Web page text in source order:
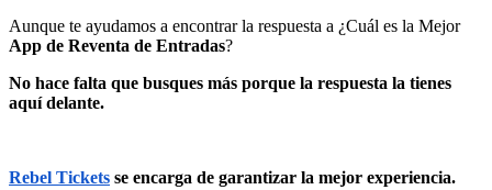
Aunque te ayudamos a encontrar la respuesta a ¿Cuál es la Mejor
App de Reventa de Entradas?
No hace falta que busques más porque la respuesta la tienes
aquí delante.
Rebel Tickets se encarga de garantizar la mejor experiencia.